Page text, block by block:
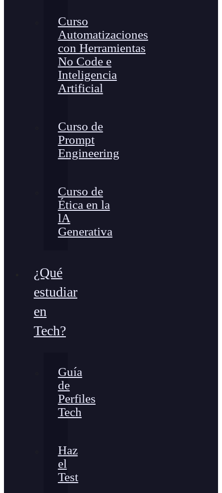
Curso
Automatizaciones
con Herramientas
No Code e
Inteligencia
Artificial
Curso de
Prompt
Engineering
Curso de
Ética en la
lA
Generativa
¿Qué
estudiar
en
Tech?
Guía
de
Perfiles
Tech
Haz
el
Test